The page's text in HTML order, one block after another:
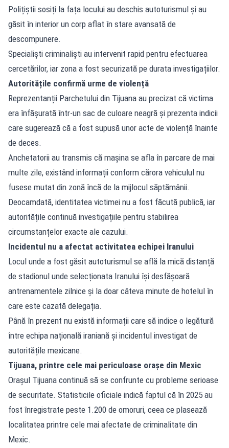
Polițiștii sosiți la fața locului au deschis autoturismul și au
găsit în interior un corp aflat în stare avansată de
descompunere.
Specialiști criminaliști au intervenit rapid pentru efectuarea
cercetărilor, iar zona a fost securizată pe durata investigațiilor.
Autoritățile confirmă urme de violență
Reprezentanții Parchetului din Tijuana au precizat că victima
era înfășurată într-un sac de culoare neagră și prezenta indicii
care sugerează că a fost supusă unor acte de violență înainte
de deces.
Anchetatorii au transmis că mașina se afla în parcare de mai
multe zile, existând informații conform cărora vehiculul nu
fusese mutat din zonă încă de la mijlocul săptămânii.
Deocamdată, identitatea victimei nu a fost făcută publică, iar
autoritățile continuă investigațiile pentru stabilirea
circumstanțelor exacte ale cazului.
Incidentul nu a afectat activitatea echipei Iranului
Locul unde a fost găsit autoturismul se află la mică distanță
de stadionul unde selecționata Iranului își desfășoară
antrenamentele zilnice și la doar câteva minute de hotelul în
care este cazată delegația.
Până în prezent nu există informații care să indice o legătură
între echipa națională iraniană și incidentul investigat de
autoritățile mexicane.
Tijuana, printre cele mai periculoase orașe din Mexic
Orașul Tijuana continuă să se confrunte cu probleme serioase
de securitate. Statisticile oficiale indică faptul că în 2025 au
fost înregistrate peste 1.200 de omoruri, ceea ce plasează
localitatea printre cele mai afectate de criminalitate din
Mexic.